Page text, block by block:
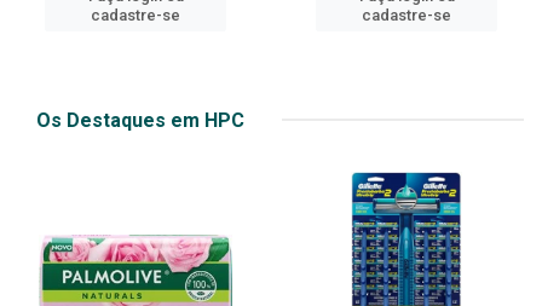
cadastre-se
cadastre-se
Os Destaques em HPC